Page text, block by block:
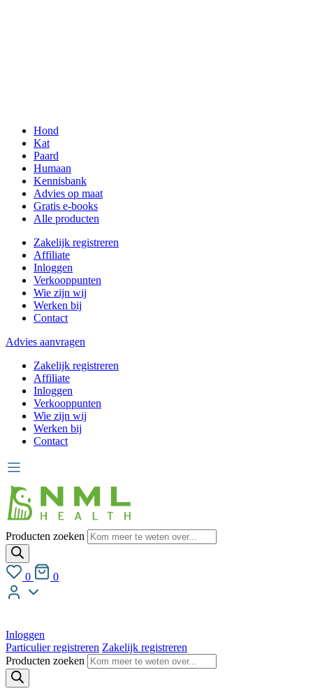
Hond
Kat
Paard
Humaan
Kennisbank
Advies op maat
Gratis e-books
Alle producten
Zakelijk registreren
Affiliate
Inloggen
Verkooppunten
Wie zijn wij
Werken bij
Contact
Advies aanvragen
Zakelijk registreren
Affiliate
Inloggen
Verkooppunten
Wie zijn wij
Werken bij
Contact
Producten zoeken
0 0
Inloggen
Particulier registreren Zakelijk registreren
Producten zoeken